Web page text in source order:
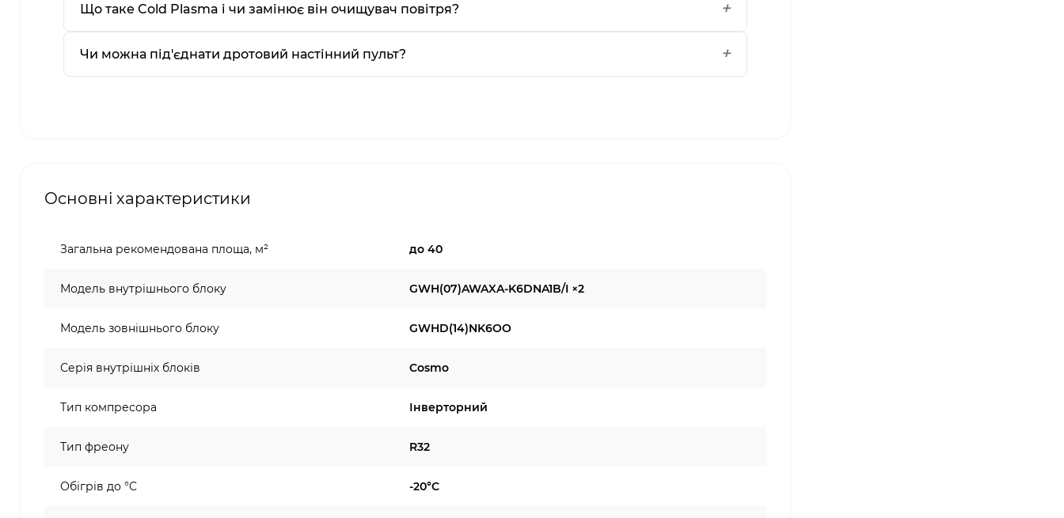
Що таке Cold Plasma і чи замінює він очищувач повітря?
Чи можна під'єднати дротовий настінний пульт?
Основні характеристики
Загальна рекомендована площа, м² до 40
Модель внутрішнього блоку GWH(07)AWAXA-K6DNA1B/I ×2
Модель зовнішнього блоку GWHD(14)NK6OO
Серія внутрішніх блоків Cosmo
Тип компресора Інверторний
Тип фреону R32
Обігрів до °C -20°C